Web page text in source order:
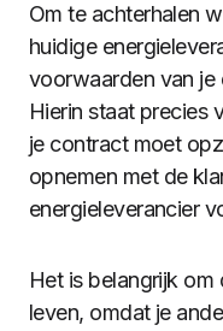
Om te achterhalen
huidige
voorwaarden van je
Hierin staat precies
je contract moet
opnemen met de
energieleverancier
Het is belangrijk
leven, omdat je